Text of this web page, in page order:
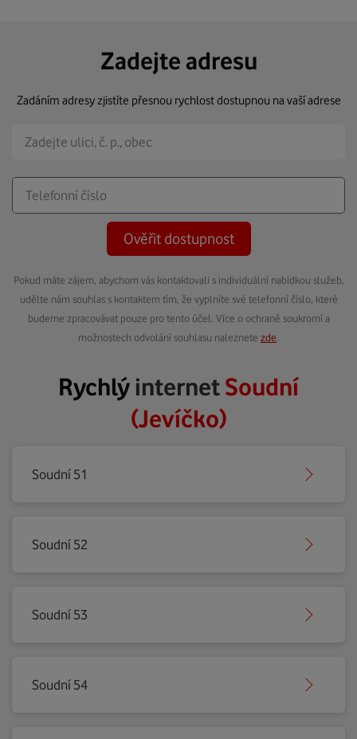
Zadejte adresu
Zadáním adresy zjistíte přesnou rychlost dostupnou na vaší adrese
Ověřit dostupnost
Pokud máte zájem, abychom vás kontaktovali s individuální nabídkou služeb,
udělte nám souhlas s kontaktem tím, že vyplníte své telefonní číslo, které
budeme zpracovávat pouze pro tento účel. Více o ochraně soukromí a
možnostech odvolání souhlasu naleznete zde
RychlýinternetSoudní
(Jevíčko)
Soudní 51
Soudní 52
Soudní 53
Soudní 54